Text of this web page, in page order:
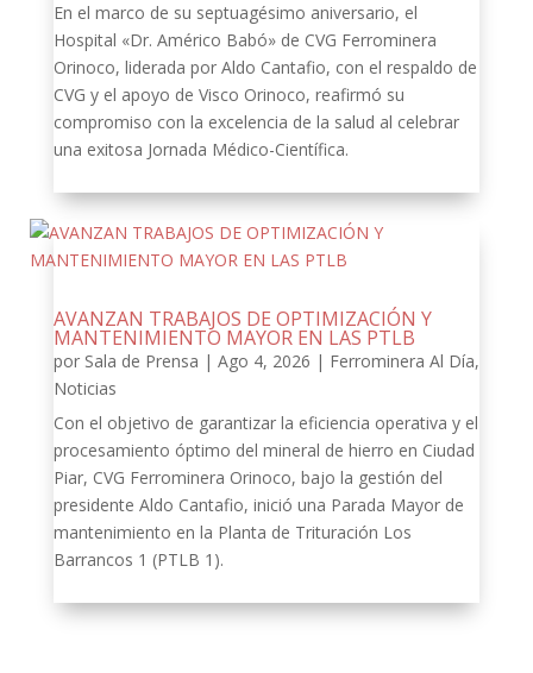
En el marco de su septuagésimo aniversario, el
Hospital «Dr. Américo Babó» de CVG Ferrominera
Orinoco, liderada por Aldo Cantafio, con el respaldo de
CVG y el apoyo de Visco Orinoco, reafirmó su
compromiso con la excelencia de la salud al celebrar
una exitosa Jornada Médico-Científica.
AVANZAN TRABAJOS DE OPTIMIZACIÓN Y
MANTENIMIENTO MAYOR EN LAS PTLB
por Sala de Prensa | Ago 4, 2026 | Ferrominera Al Día,
Noticias
Con el objetivo de garantizar la eficiencia operativa y el
procesamiento óptimo del mineral de hierro en Ciudad
Piar, CVG Ferrominera Orinoco, bajo la gestión del
presidente Aldo Cantafio, inició una Parada Mayor de
mantenimiento en la Planta de Trituración Los
Barrancos 1 (PTLB 1).